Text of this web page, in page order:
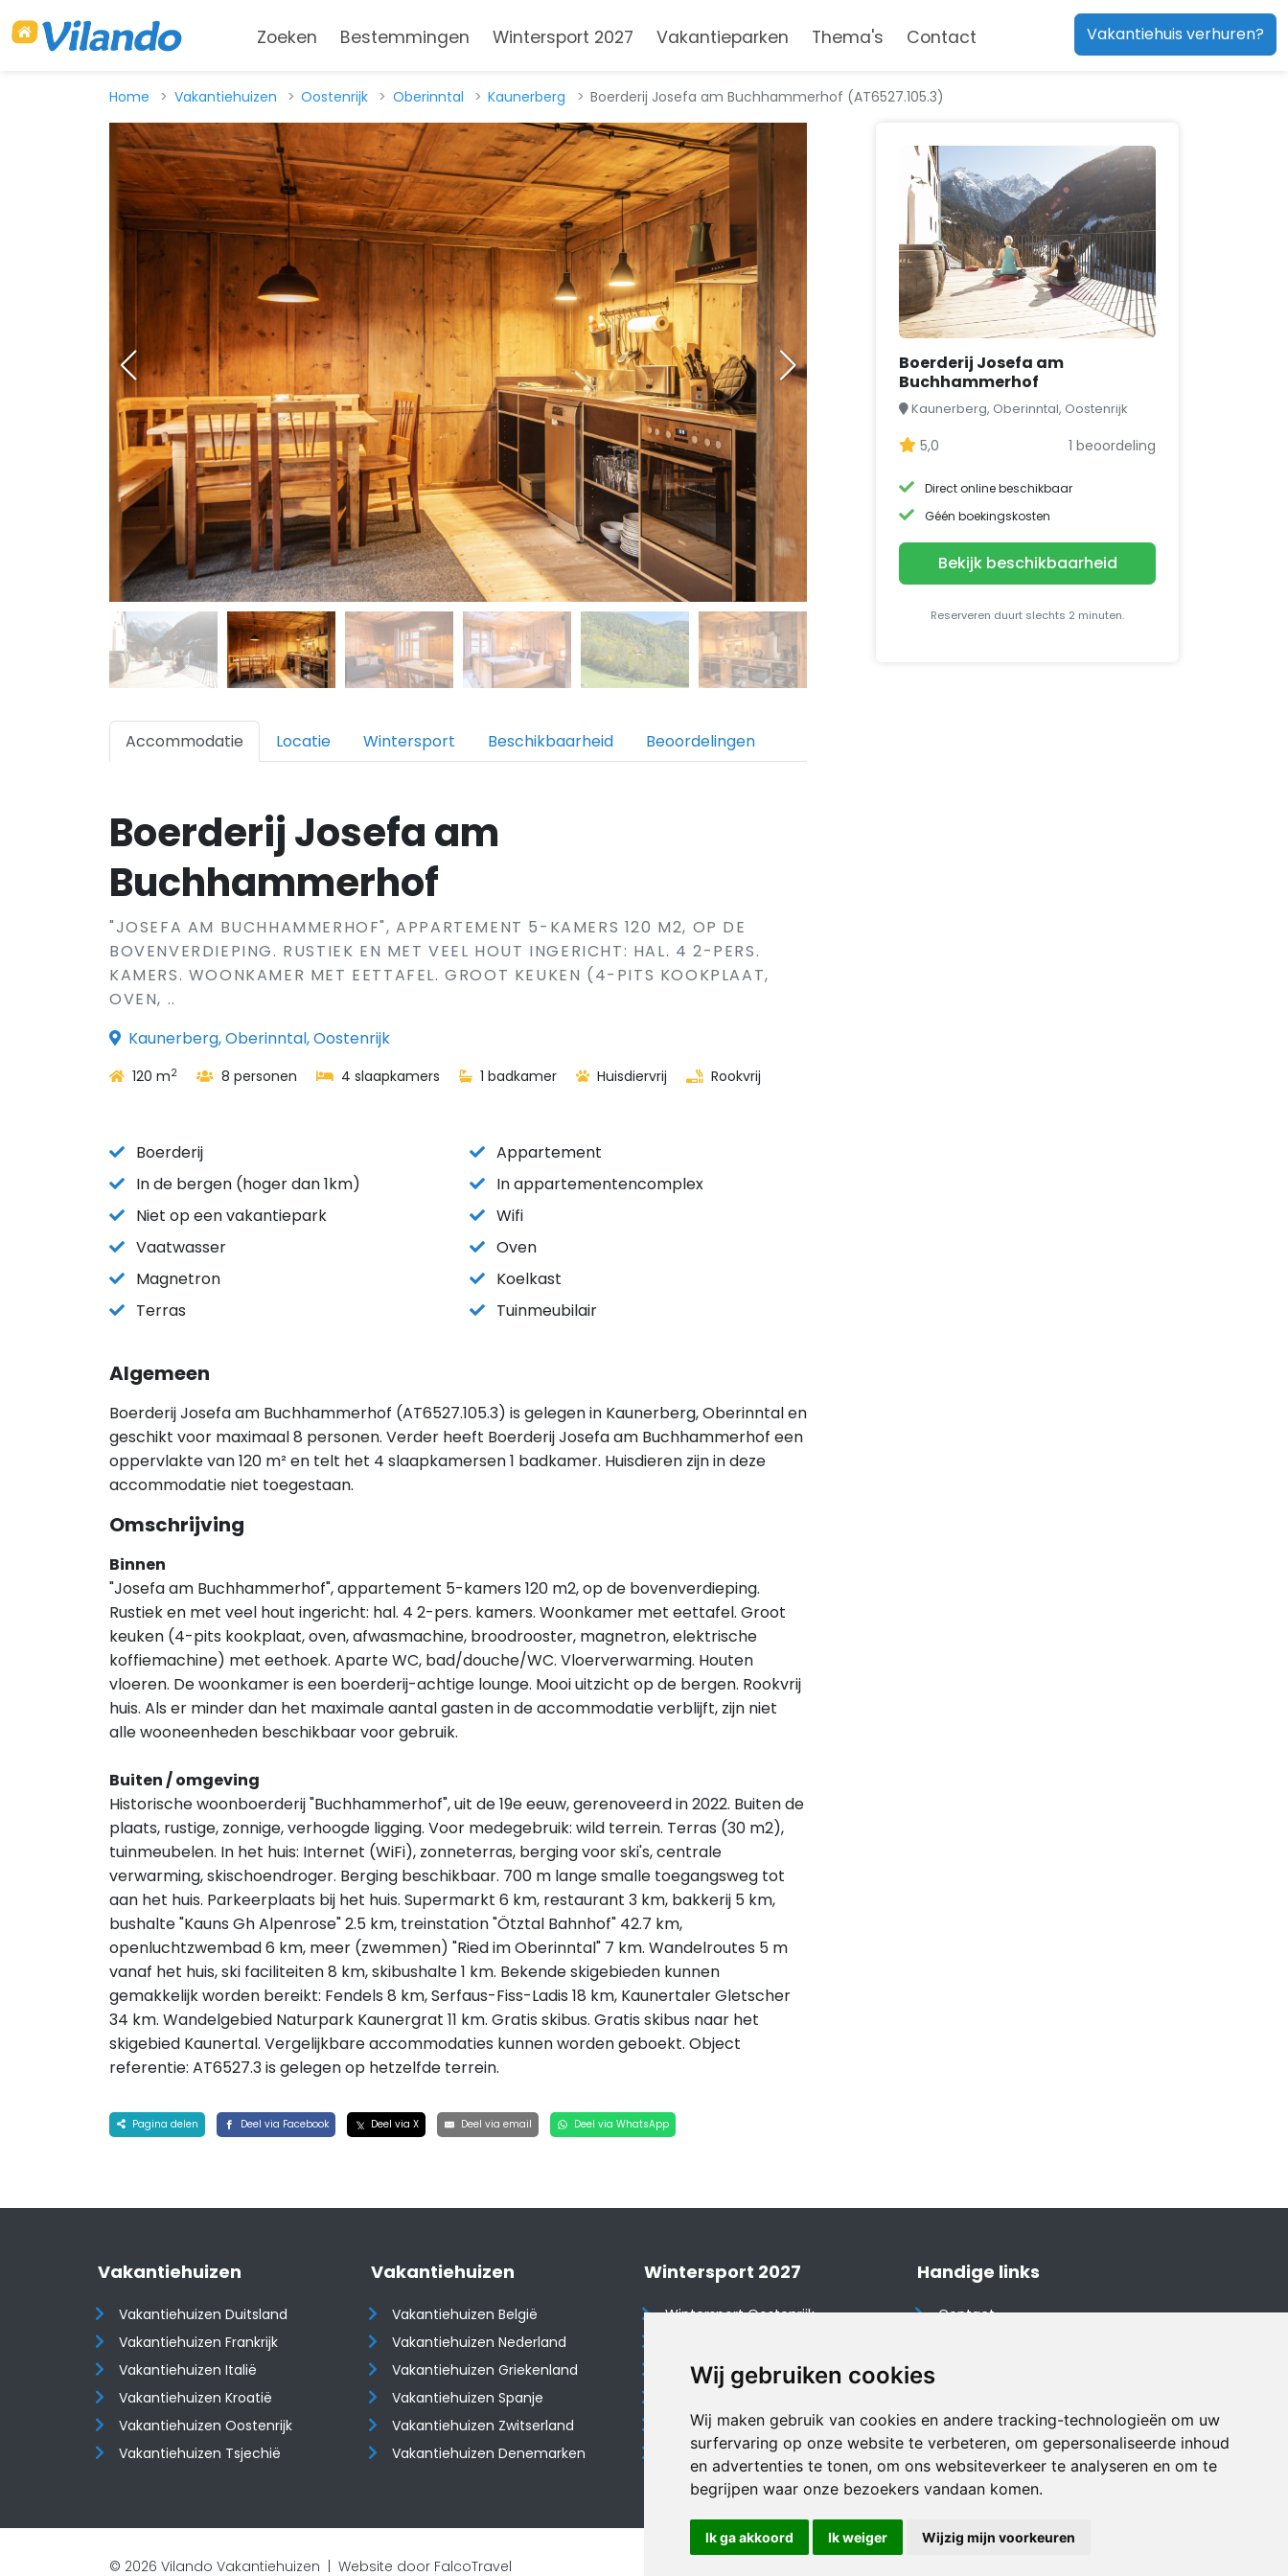
Wij gebruiken cookies
Wij maken gebruik van cookies en andere tracking-technologieën om uw
surfervaring op onze website te verbeteren, om gepersonaliseerde inhoud
en advertenties te tonen, om ons websiteverkeer te analyseren en om te
begrijpen waar onze bezoekers vandaan komen.
Ik ga akkoord Ik weiger Wijzig mijn voorkeuren
Zoeken Bestemmingen Wintersport 2027 Vakantieparken Thema's Contact Vakantiehuis verhuren?
Home Vakantiehuizen Oostenrijk Oberinntal Kaunerberg Boerderij Josefa am Buchhammerhof (AT6527.105.3)
Accommodatie Locatie Wintersport Beschikbaarheid Beoordelingen
Boerderij Josefa am
Buchhammerhof
"JOSEFA AM BUCHHAMMERHOF", APPARTEMENT 5-KAMERS 120 M2, OP DE
BOVENVERDIEPING. RUSTIEK EN MET VEEL HOUT INGERICHT: HAL. 4 2-PERS.
KAMERS. WOONKAMER MET EETTAFEL. GROOT KEUKEN (4-PITS KOOKPLAAT,
OVEN, ..
Kaunerberg, Oberinntal, Oostenrijk
120 m2 8 personen 4 slaapkamers 1 badkamer Huisdiervrij Rookvrij
Boerderij
Appartement
In de bergen (hoger dan 1km)
In appartementencomplex
Niet op een vakantiepark
Wifi
Vaatwasser
Oven
Magnetron
Koelkast
Terras
Tuinmeubilair
Algemeen
Boerderij Josefa am Buchhammerhof (AT6527.105.3) is gelegen in Kaunerberg, Oberinntal en
geschikt voor maximaal 8 personen. Verder heeft Boerderij Josefa am Buchhammerhof een
oppervlakte van 120 m² en telt het 4 slaapkamersen 1 badkamer. Huisdieren zijn in deze
accommodatie niet toegestaan.
Omschrijving
Binnen
"Josefa am Buchhammerhof", appartement 5-kamers 120 m2, op de bovenverdieping.
Rustiek en met veel hout ingericht: hal. 4 2-pers. kamers. Woonkamer met eettafel. Groot
keuken (4-pits kookplaat, oven, afwasmachine, broodrooster, magnetron, elektrische
koffiemachine) met eethoek. Aparte WC, bad/douche/WC. Vloerverwarming. Houten
vloeren. De woonkamer is een boerderij-achtige lounge. Mooi uitzicht op de bergen. Rookvrij
huis. Als er minder dan het maximale aantal gasten in de accommodatie verblijft, zijn niet
alle wooneenheden beschikbaar voor gebruik.
Buiten / omgeving
Historische woonboerderij "Buchhammerhof", uit de 19e eeuw, gerenoveerd in 2022. Buiten de
plaats, rustige, zonnige, verhoogde ligging. Voor medegebruik: wild terrein. Terras (30 m2),
tuinmeubelen. In het huis: Internet (WiFi), zonneterras, berging voor ski's, centrale
verwarming, skischoendroger. Berging beschikbaar. 700 m lange smalle toegangsweg tot
aan het huis. Parkeerplaats bij het huis. Supermarkt 6 km, restaurant 3 km, bakkerij 5 km,
bushalte "Kauns Gh Alpenrose" 2.5 km, treinstation "Ötztal Bahnhof" 42.7 km,
openluchtzwembad 6 km, meer (zwemmen) "Ried im Oberinntal" 7 km. Wandelroutes 5 m
vanaf het huis, ski faciliteiten 8 km, skibushalte 1 km. Bekende skigebieden kunnen
gemakkelijk worden bereikt: Fendels 8 km, Serfaus-Fiss-Ladis 18 km, Kaunertaler Gletscher
34 km. Wandelgebied Naturpark Kaunergrat 11 km. Gratis skibus. Gratis skibus naar het
skigebied Kaunertal. Vergelijkbare accommodaties kunnen worden geboekt. Object
referentie: AT6527.3 is gelegen op hetzelfde terrein.
Pagina delen Deel via Facebook Deel via X Deel via email Deel via WhatsApp
Boerderij Josefa am
Buchhammerhof
Kaunerberg, Oberinntal, Oostenrijk
5,0 1 beoordeling
Direct online beschikbaar
Géén boekingskosten
Bekijk beschikbaarheid
Reserveren duurt slechts 2 minuten.
Vakantiehuizen
Vakantiehuizen Duitsland
Vakantiehuizen Frankrijk
Vakantiehuizen Italië
Vakantiehuizen Kroatië
​​​​​​​Vakantiehuizen Oostenrijk
Vakantiehuizen Tsjechië
Vakantiehuizen
Vakantiehuizen België
Vakantiehuizen Nederland
Vakantiehuizen Griekenland
Vakantiehuizen Spanje
​​​​​​​Vakantiehuizen Zwitserland
Vakantiehuizen Denemarken
Wintersport 2027
Wintersport Oostenrijk
Wintersport Tsjechië
Wintersport Duitsland
Wintersport Italië
Handige links
Contact
Disclaimer
Vakantiehuis website
© 2026 Vilando Vakantiehuizen | Website door FalcoTravel